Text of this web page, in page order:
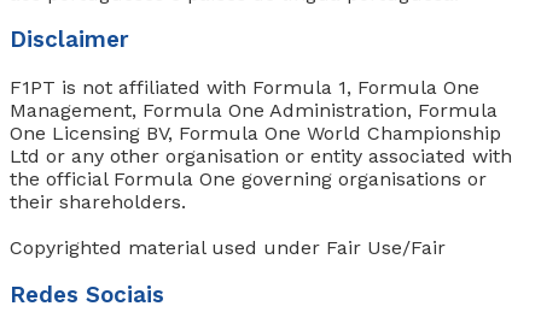
Disclaimer
F1PT is not affiliated with Formula 1, Formula One
Management, Formula One Administration, Formula
One Licensing BV, Formula One World Championship
Ltd or any other organisation or entity associated with
the official Formula One governing organisations or
their shareholders.
Copyrighted material used under Fair Use/Fair
Redes Sociais